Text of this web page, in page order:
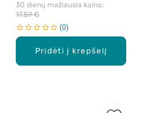
Pridėti į krepšelį
30 dienų mažiausia kaina:
17,59 €
0